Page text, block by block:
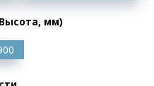
мм)